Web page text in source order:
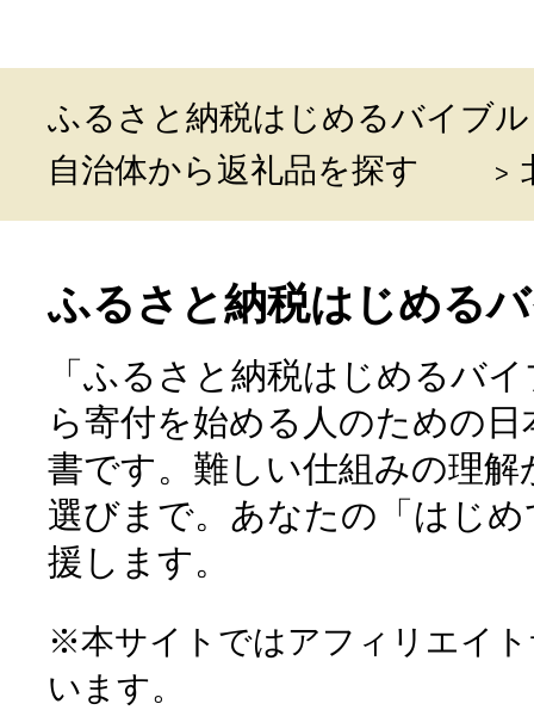
ふるさと納税はじめるバイブル
自治体から返礼品を探す
ふるさと納税はじめる
「ふるさと納税はじめるバ
ら寄付を始める人のための
書です。難しい仕組みの理
選びまで。あなたの「はじ
援します。
※本サイトではアフィリエイ
います。